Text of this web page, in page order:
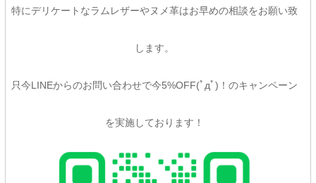
特にデリケートなラムレザーやヌメ革はお早めの相談をお願い致
します。
只今LINEからのお問い合わせで今5%OFF(ﾟдﾟ)！のキャンペーン
を実施しております！